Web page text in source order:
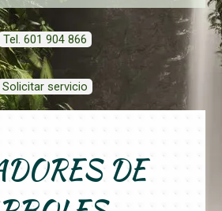
Tel. 601 904 866
Solicitar servicio
DE